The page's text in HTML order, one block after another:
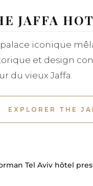
JAFFA
iconique
et design
du vieux Jaffa.
EXPLORER THE